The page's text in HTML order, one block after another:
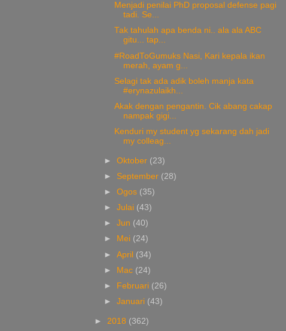
Menjadi penilai PhD proposal defense pagi
tadi. Se...
Tak tahulah apa benda ni.. ala ala ABC
gitu... tap...
#RoadToGumuks Nasi, Kari kepala ikan
merah, ayam g...
Selagi tak ada adik boleh manja kata
#erynazulaikh...
Akak dengan pengantin. Cik abang cakap
nampak gigi...
Kenduri my student yg sekarang dah jadi
my colleag...
►Oktober (23)
► September (28)
►Ogos (35)
►Julai (43)
►Jun (40)
►
Mei (24)
►April (34)
► Mac (24)
►
Februari (26)
►Januari (43)
► 2018 (362)